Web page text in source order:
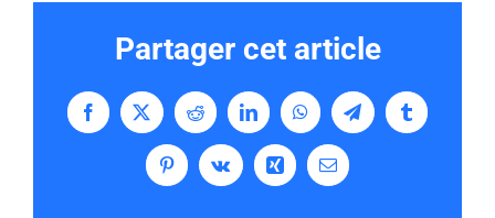
Partager cet article
Facebook
X Reddit LinkedInWhatsAppTelegramTumblr
PinterestVk Xing Email